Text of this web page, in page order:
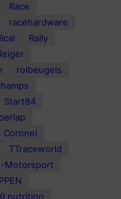
Race
racehardware
Rally
rolbeugels
Start84
Coronel
TTraceworld
Motorsport